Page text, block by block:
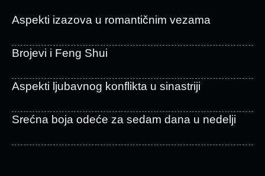
Aspekti izazova u romantičnim vezama
Brojevi i Feng Shui
Aspekti ljubavnog konflikta u sinastriji
Srećna boja odeće za sedam dana u nedelji